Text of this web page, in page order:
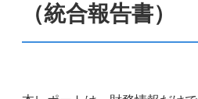
（統合報告書）